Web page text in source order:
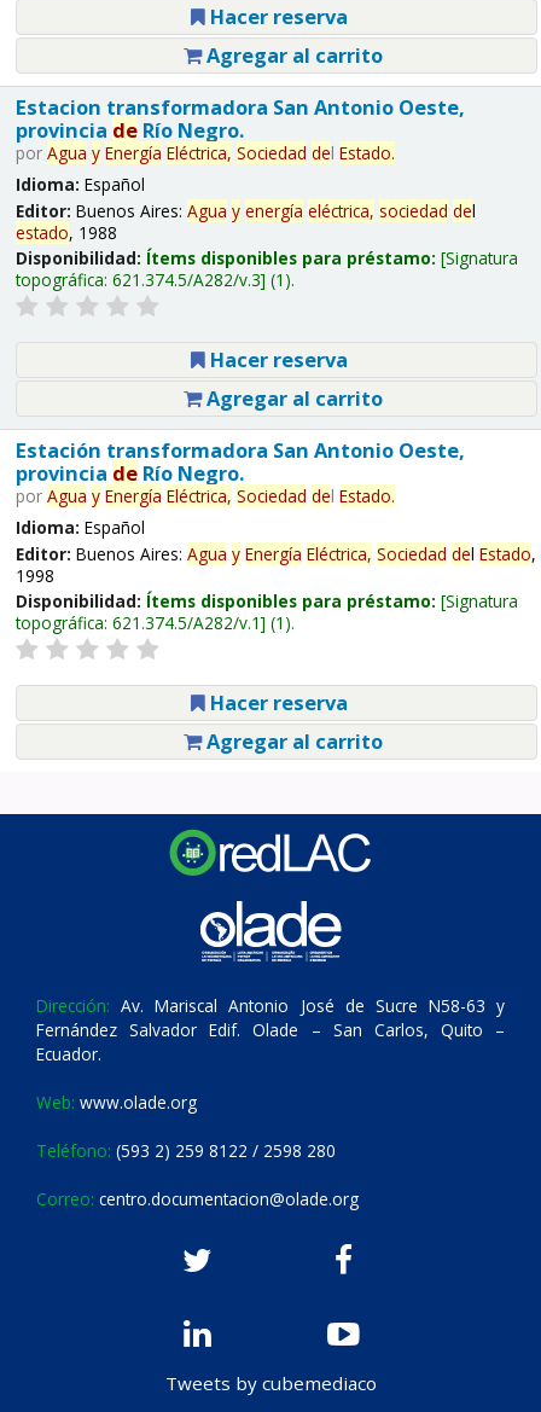
Hacer reserva
Agregar al carrito
Estacion transformadora San Antonio Oeste,
provincia deRío Negro.
por Agua y Energía Eléctrica, Sociedad del Estado.
Idioma: Español
Editor: Buenos Aires: Agua y energía eléctrica, sociedad del
estado, 1988
Disponibilidad: Ítems disponibles para préstamo: Signatura
topográfica: 621.374.5/A282/v.3 (1).
Hacer reserva
Agregar al carrito
Estación transformadora San Antonio Oeste,
provincia deRío Negro.
por Agua y Energía Eléctrica, Sociedad del Estado.
Idioma: Español
Editor: Buenos Aires: Agua y Energía Eléctrica, Sociedad del Estado,
1998
Disponibilidad: Ítems disponibles para préstamo: Signatura
topográfica: 621.374.5/A282/v.1 (1).
Hacer reserva
Agregar al carrito
Dirección: Av. Mariscal Antonio José de Sucre N58-63 y
Fernández Salvador Edif. Olade – San Carlos, Quito –
Ecuador.
Web: www.olade.org
Teléfono: (593 2) 259 8122 / 2598 280
Correo: centro.documentacion@olade.org
Tweets by cubemediaco